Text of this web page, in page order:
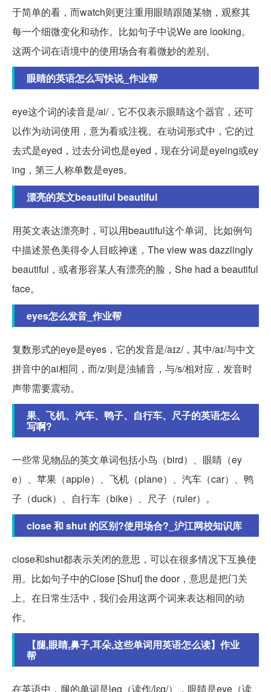
于简单的看，而watch则更注重用眼睛跟随某物，观察其
每一个细微变化和动作。比如句子中说We are looking。
这两个词在语境中的使用场合有着微妙的差别。
眼睛的英语怎么写快说_作业帮
eye这个词的读音是/ai/，它不仅表示眼睛这个器官，还可
以作为动词使用，意为看或注视。在动词形式中，它的过
去式是eyed，过去分词也是eyed，现在分词是eyeing或ey
ing，第三人称单数是eyes。
漂亮的英文beautiful beautiful
用英文表达漂亮时，可以用beautiful这个单词。比如例句
中描述景色美得令人目眩神迷，The view was dazzlingly
beautiful，或者形容某人有漂亮的脸，She had a beautiful
face。
eyes怎么发音_作业帮
复数形式的eye是eyes，它的发音是/aɪz/，其中/aɪ/与中文
拼音中的ai相同，而/z/则是浊辅音，与/s/相对应，发音时
声带需要震动。
果、飞机、汽车、鸭子、自行车、尺子的英语怎么
写啊?
一些常见物品的英文单词包括小鸟（bird）、眼睛（ey
e）、苹果（apple）、飞机（plane）、汽车（car）、鸭
子（duck）、自行车（bike）、尺子（ruler）。
close 和 shut 的区别?使用场合?_沪江网校知识库
close和shut都表示关闭的意思，可以在很多情况下互换使
用。比如句子中的Close [Shut] the door，意思是把门关
上。在日常生活中，我们会用这两个词来表达相同的动
作。
【腿,眼睛,鼻子,耳朵,这些单词用英语怎么读】作业
帮
在英语中，腿的单词是leg（读作/lɛɡ/），眼睛是eye（读